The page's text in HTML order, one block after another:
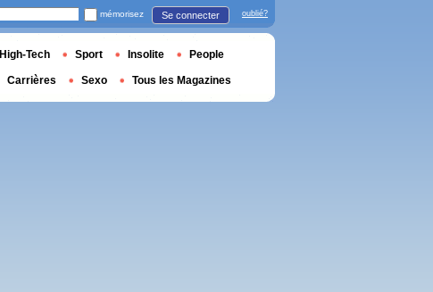
mémorisez Se connecter oublié?
High-Tech Sport Insolite People
Carrières Sexo Tous les Magazines